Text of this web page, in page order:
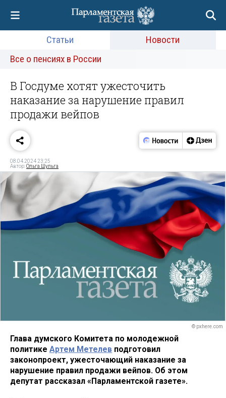
Статьи
Новости
Все о пенсиях в России
В Госдуме хотят ужесточить
наказание за нарушение правил
продажи вейпов
08.04.2024 23:25
Автор:Ольга Шульга
© pxhere.com
Глава думского Комитета по молодежной
политике Артем Метелев подготовил
законопроект, ужесточающий наказание за
нарушение правил продажи вейпов. Об этом
депутат рассказал «Парламентской газете».